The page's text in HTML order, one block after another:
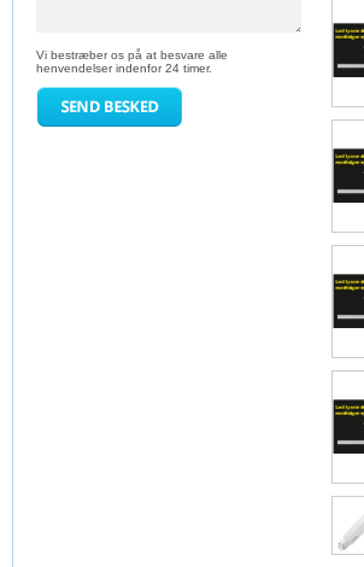
Vi bestræber os på at besvare alle
henvendelser indenfor 24 timer.